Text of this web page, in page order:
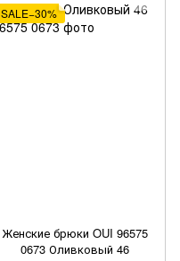
SALE−30%
Женские брюки OUI 96575
0673 Оливковый 46